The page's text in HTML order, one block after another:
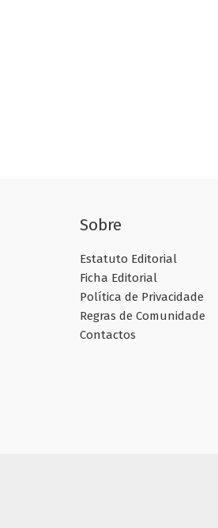
Sobre
Estatuto Editorial
Ficha Editorial
Política de Privacidade
Regras de Comunidade
Contactos